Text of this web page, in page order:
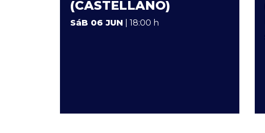
(CASTELLANO)
SáB 06 JUN | 18:00 h